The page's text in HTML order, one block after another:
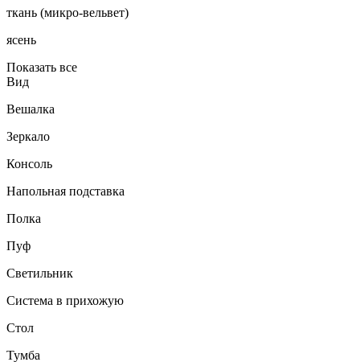
ткань (микро-вельвет)
ясень
Показать все
Вид
Вешалка
Зеркало
Консоль
Напольная подставка
Полка
Пуф
Светильник
Система в прихожую
Стол
Тумба